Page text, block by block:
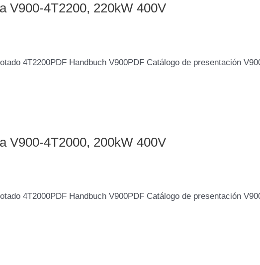
V900-4T2200, 220kW 400V
4T2200PDF Handbuch V900PDF Catálogo de presentación
V900-4T2000, 200kW 400V
4T2000PDF Handbuch V900PDF Catálogo de presentación